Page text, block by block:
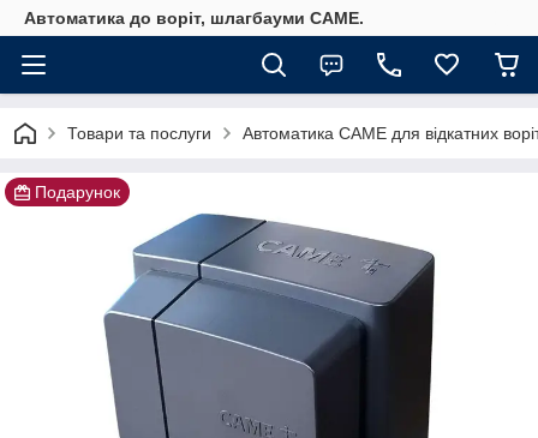
Автоматика до воріт, шлагбауми CAME.
Товари та послуги Автоматика САМЕ для відкатних
Подарунок